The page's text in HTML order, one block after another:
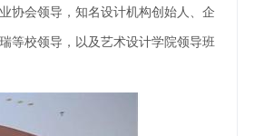
协会领导，知名设计机构创始人、企
等校领导，以及艺术设计学院领导班